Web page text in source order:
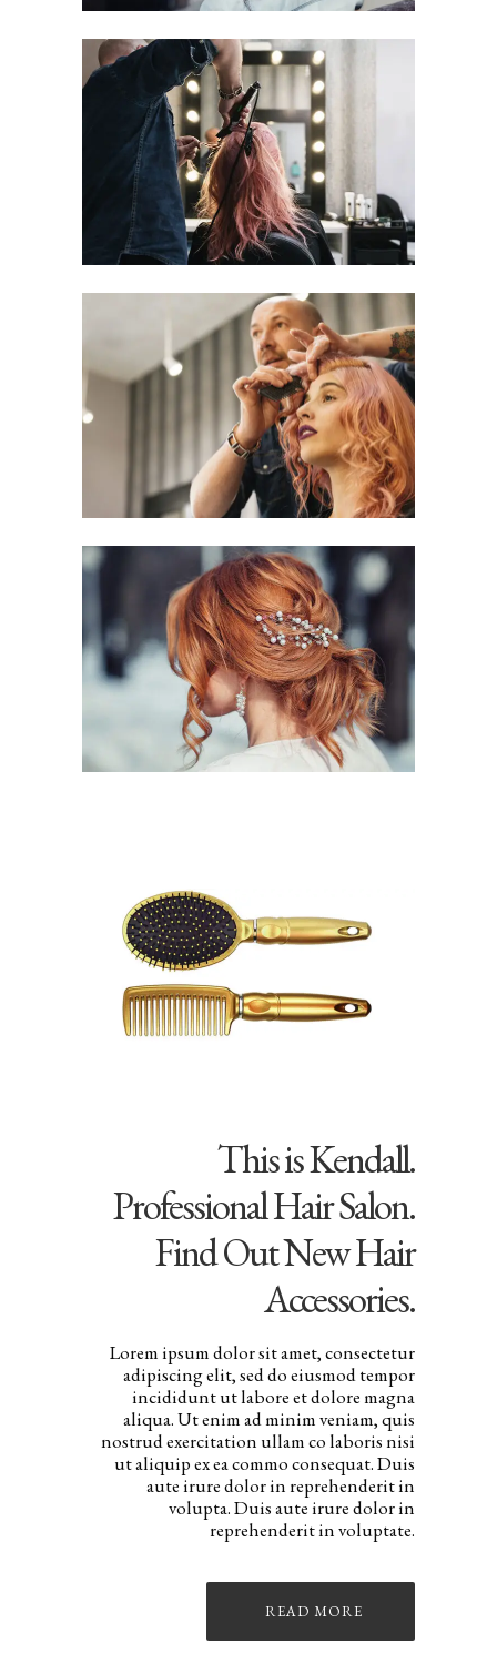
This is Kendall.
Professional Hair Salon.
Find Out New Hair
Accessories.
Lorem ipsum dolor sit amet, consectetur
adipiscing elit, sed do eiusmod tempor
incididunt ut labore et dolore magna
aliqua. Ut enim ad minim veniam, quis
nostrud exercitation ullam co laboris nisi
ut aliquip ex ea commo consequat. Duis
aute irure dolor in reprehenderit in
volupta. Duis aute irure dolor in
reprehenderit in voluptate.
READ MORE